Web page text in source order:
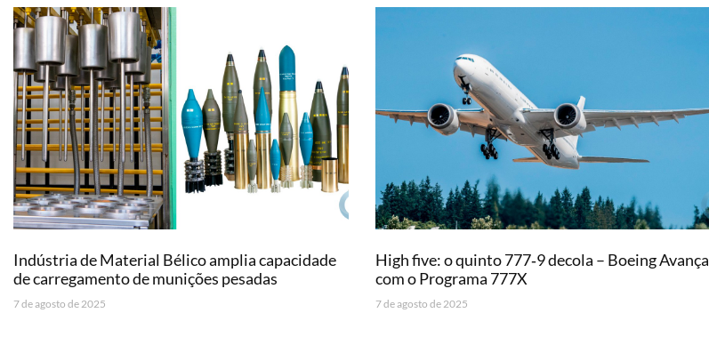
Indústria de Material Bélico amplia capacidade
de carregamento de munições pesadas
7 de agosto de 2025
High five: o quinto 777‑9 decola – Boeing Avança
com o Programa 777X
7 de agosto de 2025